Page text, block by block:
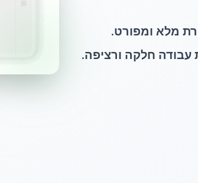
מלא ומפורט.
עבודה חלקה ורציפה.